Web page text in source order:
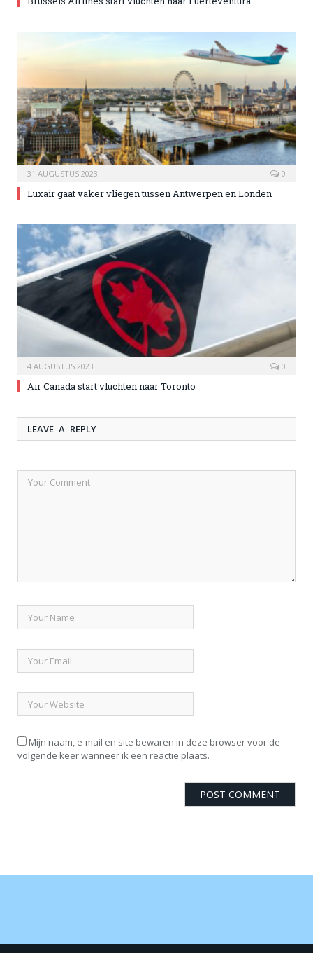
31 AUGUSTUS 2023 0
Luxair gaat vaker vliegen tussen Antwerpen en Londen
4 AUGUSTUS 2023 0
Air Canada start vluchten naar Toronto
LEAVE A REPLY
Mijn naam, e-mail en site bewaren in deze browser voor de
volgende keer wanneer ik een reactie plaats.